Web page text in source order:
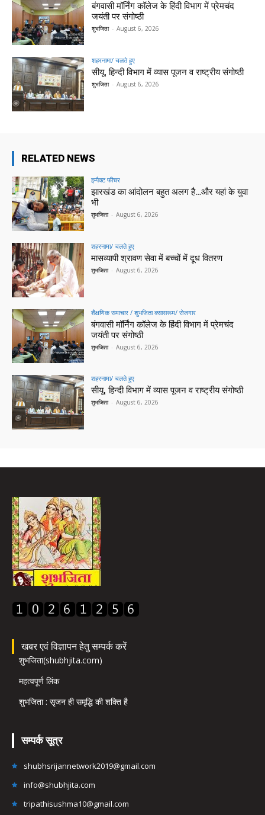
बंगवासी मॉर्निंग कॉलेज के हिंदी विभाग में प्रेमचंद
जयंती पर संगोष्ठी
शुभजिता - August 6, 2026
शहरनामा/ चलते हुए
सीयू, हिन्दी विभाग में व्यास पूजन व राष्ट्रीय संगोष्ठी
शुभजिता - August 6, 2026
RELATED NEWS
इम्पैक्ट फीचर
झारखंड का आंदोलन बहुत अलग है…और यहां के युवा
भी
शुभजिता - August 6, 2026
शहरनामा/ चलते हुए
मासव्यापी श्रावण सेवा में बच्चों में दूध वितरण
शुभजिता - August 6, 2026
शैक्षणिक समाचार / शुभजिता क्सासरूम/ रोजगार
बंगवासी मॉर्निंग कॉलेज के हिंदी विभाग में प्रेमचंद
जयंती पर संगोष्ठी
शुभजिता - August 6, 2026
शहरनामा/ चलते हुए
सीयू, हिन्दी विभाग में व्यास पूजन व राष्ट्रीय संगोष्ठी
शुभजिता - August 6, 2026
खबर एवं विज्ञापन हेतु सम्पर्क करें
शुभजिता(shubhjita.com)
महत्वपूर्ण लिंक
शुभजिता : सृजन ही समृद्धि की शक्ति है
सम्पर्क सूत्र
shubhsrijannetwork2019@gmail.com
info@shubhjita.com
tripathisushma10@gmail.com